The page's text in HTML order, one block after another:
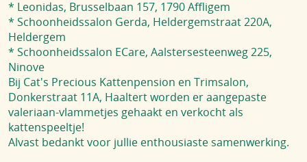
* Leonidas, Brusselbaan 157, 1790 Affligem
* Schoonheidssalon Gerda, Heldergemstraat 220A,
Heldergem
* Schoonheidssalon ECare, Aalstersesteenweg 225,
Ninove
Bij Cat's Precious Kattenpension en Trimsalon,
Donkerstraat 11A, Haaltert worden er aangepaste
valeriaan-vlammetjes gehaakt en verkocht als
kattenspeeltje!
Alvast bedankt voor jullie enthousiaste samenwerking.